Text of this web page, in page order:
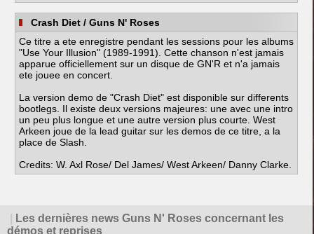
Crash Diet/ Guns N' Roses
Ce titre a ete enregistre pendant les sessions pour les albums
"Use Your Illusion" (1989-1991). Cette chanson n'est jamais
apparue officiellement sur un disque de GN'R et n'a jamais
ete jouee en concert.
La version demo de "Crash Diet" est disponible sur differents
bootlegs. Il existe deux versions majeures: une avec une intro
un peu plus longue et une autre version plus courte. West
Arkeen joue de la lead guitar sur les demos de ce titre, a la
place de Slash.
Credits: W. Axl Rose/ Del James/ West Arkeen/ Danny Clarke.
Les dernières news Guns N' Roses concernant les
démos et reprises